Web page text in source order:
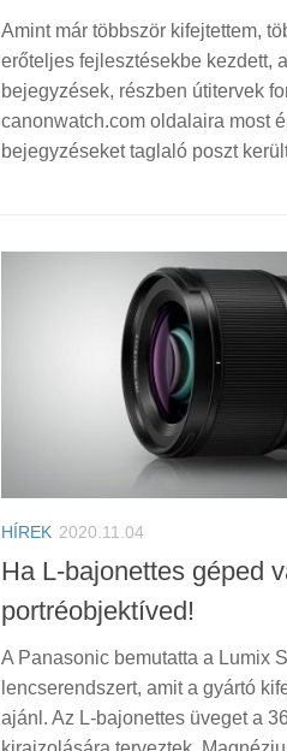
Amint már többször kifejtettem,
erőteljes fejlesztésekbe kezdett,
bejegyzések, részben útitervek
canonwatch.com oldalaira most
bejegyzéseket taglaló poszt
HÍREK 2020.11.04
Ha L-bajonettes géped
portréobjektíved!
A Panasonic bemutatta a Lumix
lencserendszert, amit a gyártó
ajánl. Az L-bajonettes üveget a